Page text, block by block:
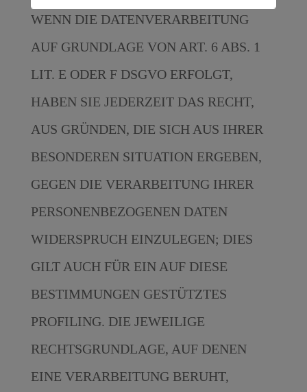
WENN DIE DATENVERARBEITUNG
AUF GRUNDLAGE VON ART. 6 ABS. 1
LIT. E ODER F DSGVO ERFOLGT,
HABEN SIE JEDERZEIT DAS RECHT,
AUS GRÜNDEN, DIE SICH AUS IHRER
BESONDEREN SITUATION ERGEBEN,
GEGEN DIE VERARBEITUNG IHRER
PERSONENBEZOGENEN DATEN
WIDERSPRUCH EINZULEGEN; DIES
GILT AUCH FÜR EIN AUF DIESE
BESTIMMUNGEN GESTÜTZTES
PROFILING. DIE JEWEILIGE
RECHTSGRUNDLAGE, AUF DENEN
EINE VERARBEITUNG BERUHT,